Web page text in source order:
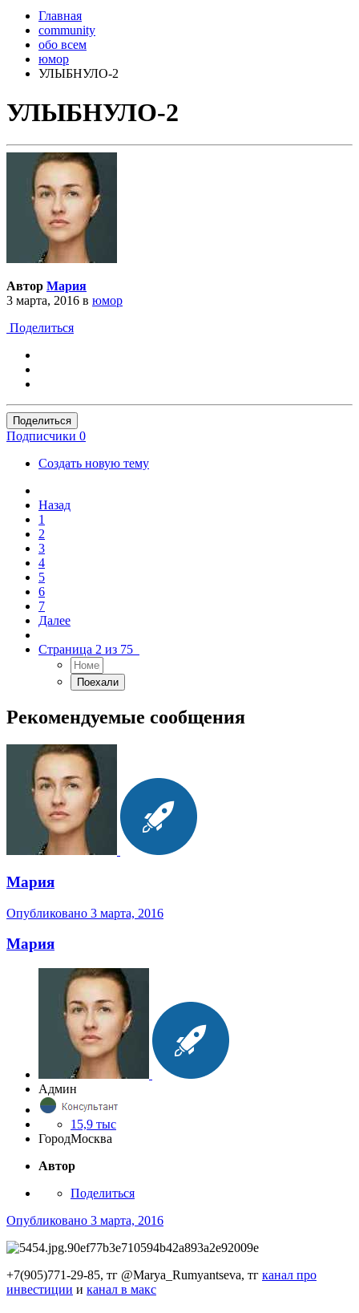
Главная
community
обо всем
юмор
УЛЫБНУЛО-2
УЛЫБНУЛО-2
Автор Мария
3 марта, 2016 в юмор
Поделиться
Поделиться
Подписчики 0
Создать новую тему
Назад
1
2
3
4
5
6
7
Далее
Страница 2 из 75
Рекомендуемые сообщения
Мария
Опубликовано 3 марта, 2016
Мария
Админ
15,9 тыс
ГородМосква
Автор
Поделиться
Опубликовано 3 марта, 2016
+7(905)771-29-85, тг @Marya_Rumyantseva, тг канал про
инвестиции и канал в макс